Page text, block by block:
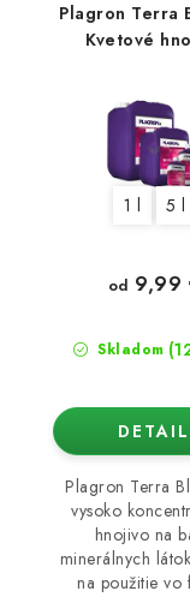
Plagron Terra
Kvetové
1 l 5 l
Skladom
od 9,99
DETAIL
Plagron Terra
vysoko
hnojivo na
minerálnych
na použitie vo